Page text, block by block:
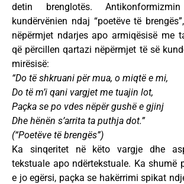
detin brenglotës.
kundërvënien ndaj “poetëve të
nëpërmjet ndarjes apo armiqësisë me
që përcillen qartazi nëpërmjet të së
mirësisë:
“Do të shkruani për mua, o miqtë e mi,
Do të m’i qani vargjet me tuajin lot,
Paçka se po vdes nëpër gushë e gjinj
Dhe hënën s’arrita ta puthja dot.”
(“Poetëve të brengës”)
Ka sinqeritet në këto vargje dhe
tekstuale apo ndërtekstuale. Ka shumë
e jo egërsi, paçka se hakërrimi spikat